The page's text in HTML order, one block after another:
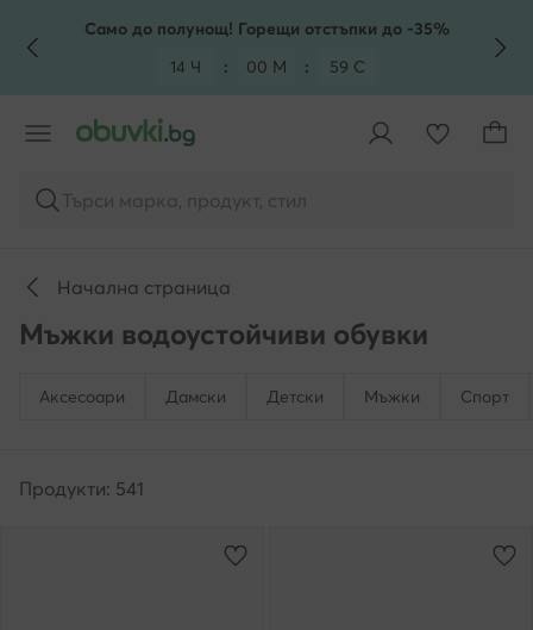
КЪМ ОСНОВНОТО СЪДЪРЖАНИЕ
КЪМ ТЪРСЕНЕ
Само до полунощ! Горещи отстъпки до -35%
14 Ч
: 00 М : 57 С
Търси марка, продукт, стил
Начална страница
Мъжки водоустойчиви обувки
Аксесоари Дамски Детски Мъжки Спорт
Продукти: 541